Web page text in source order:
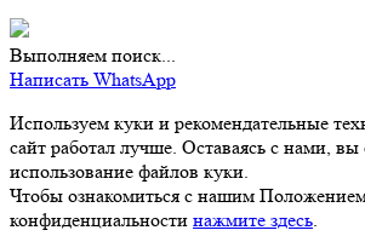
Выполняем поиск...
Написать WhatsApp
Используем куки и рекомендательные
сайт работал лучше. Оставаясь с нами, вы
использование файлов куки.
Чтобы ознакомиться с нашим
конфиденциальности нажмите здесь.